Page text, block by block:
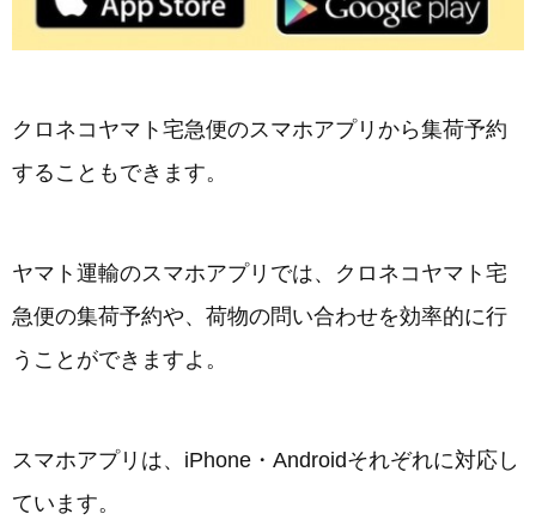
クロネコヤマト宅急便のスマホアプリから集荷予約
することもできます。
ヤマト運輸のスマホアプリでは、クロネコヤマト宅
急便の集荷予約や、荷物の問い合わせを効率的に行
うことができますよ。
スマホアプリは、iPhone・Androidそれぞれに対応し
ています。